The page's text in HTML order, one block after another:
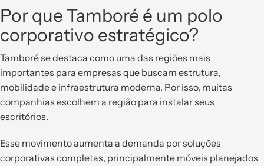
Por que Tamboré é um polo
corporativo estratégico?
Tamboré se destaca como uma das regiões mais
importantes para empresas que buscam estrutura,
mobilidade e infraestrutura moderna. Por isso, muitas
companhias escolhem a região para instalar seus
escritórios.
Esse movimento aumenta a demanda por soluções
corporativas completas, principalmente móveis planejados